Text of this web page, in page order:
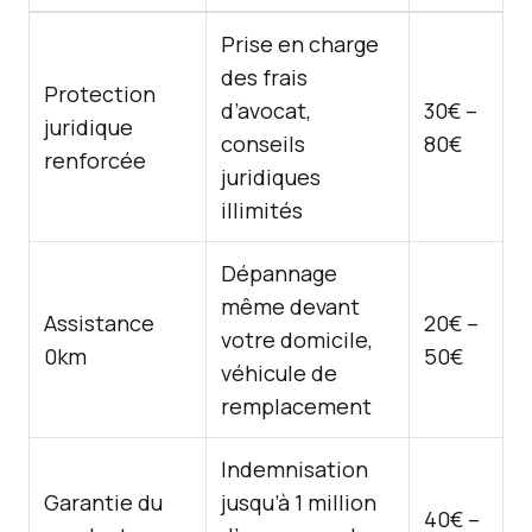
Protection
juridique
renforcée
Prise en charge
des frais
d’avocat,
conseils
juridiques
illimités
30€ –
80€
Assistance
0km
Dépannage
même devant
votre domicile,
véhicule de
remplacement
20€ –
50€
Garantie du
Indemnisation
jusqu’à 1 million
40€ –